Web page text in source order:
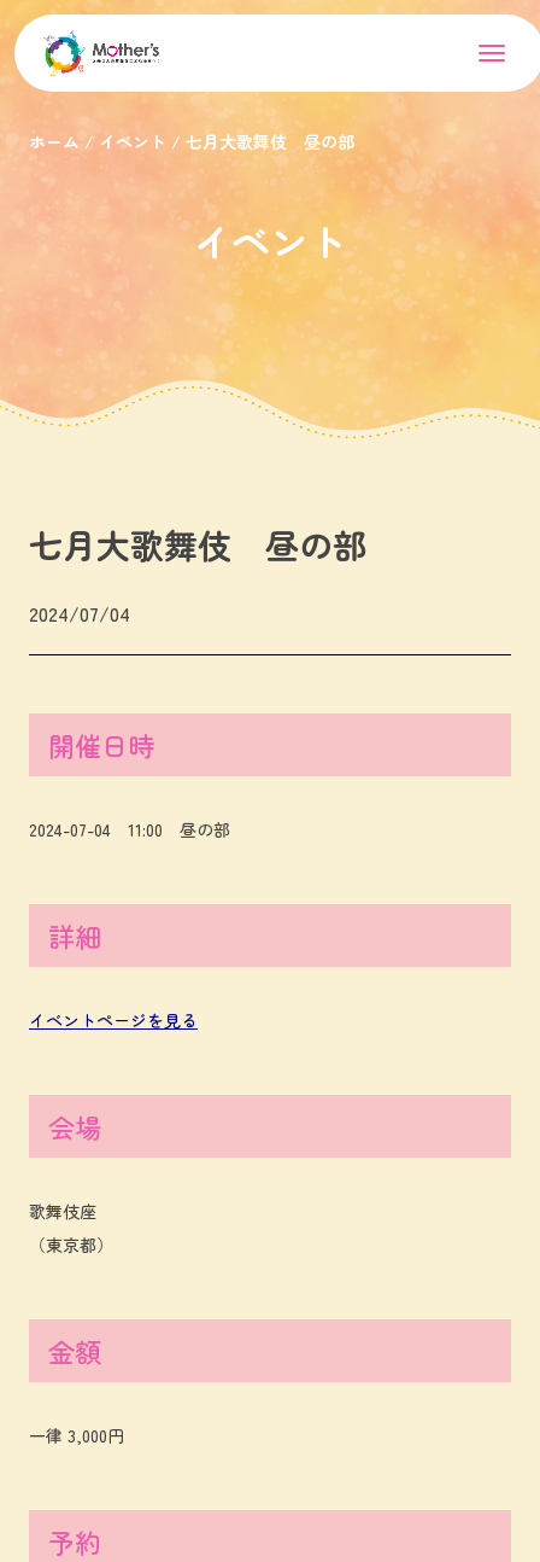
ホーム イベント 七月大歌舞伎 昼の部
イベント
七月大歌舞伎 昼の部
2024/07/04
開催日時
2024-07-04 11:00 昼の部
詳細
イベントページを見る
会場
歌舞伎座
（東京都）
金額
一律 3,000円
予約